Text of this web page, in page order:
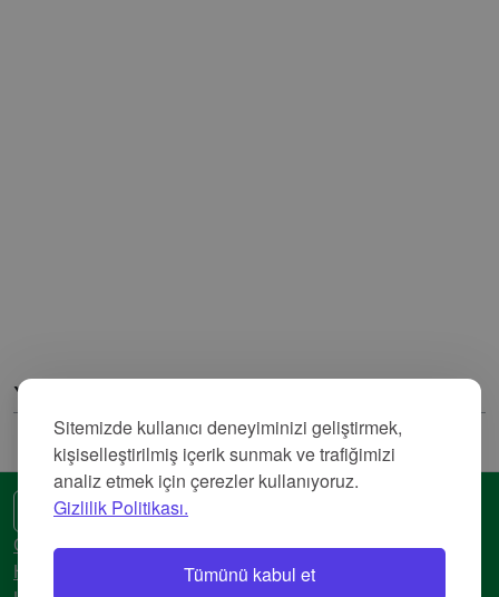
Sitemizde kullanıcı deneyiminizi geliştirmek,
kişiselleştirilmiş içerik sunmak ve trafiğimizi
analiz etmek için çerezler kullanıyoruz.
Gizlilik Politikası.
Tümünü kabul et
Yorumlar
🌍 Başka bir dil
Gizlilik Politikası
Hizmet Şartları